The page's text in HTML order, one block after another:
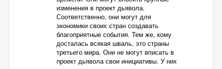
изменения в проект дьявола.
Соответственно, они могут для
экономики своих стран создавать
благоприятные события. Тем же, кому
досталась всякая шваль, это страны
третьего мира. Они не могут вписать в
проект дьявола свои инициативы. У них